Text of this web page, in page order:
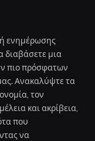
ενημέρωσης
διαβάσετε μια
πιο πρόσφατων
Ανακαλύψτε τα
τον
και ακρίβεια,
που
να